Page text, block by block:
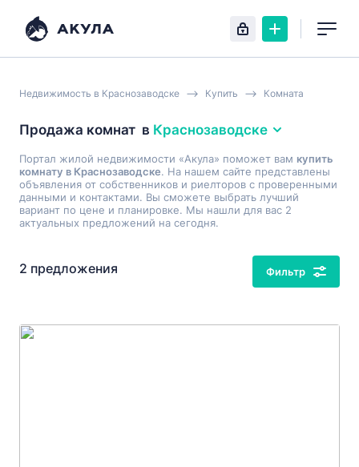
Недвижимость в Краснозаводске Купить Комната
Продажа комнат в Краснозаводске
Портал жилой недвижимости «Акула» поможет вам купить
комнату в Краснозаводске. На нашем сайте представлены
объявления от собственников и риелторов с проверенными
данными и контактами. Вы сможете выбрать лучший
вариант по цене и планировке. Мы нашли для вас 2
актуальных предложений на сегодня.
2 предложения Фильтр